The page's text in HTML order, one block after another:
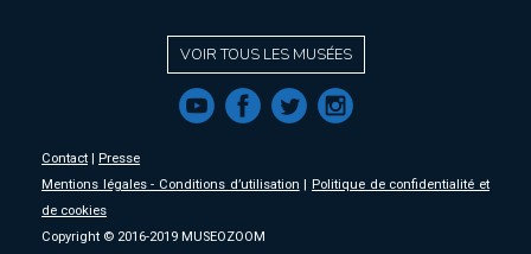
VOIR TOUS LES MUSÉES
f a b e
Contact | Presse
Mentions légales - Conditions d’utilisation | Politique de confidentialité et
de cookies
Copyright © 2016-2019 MUSEOZOOM